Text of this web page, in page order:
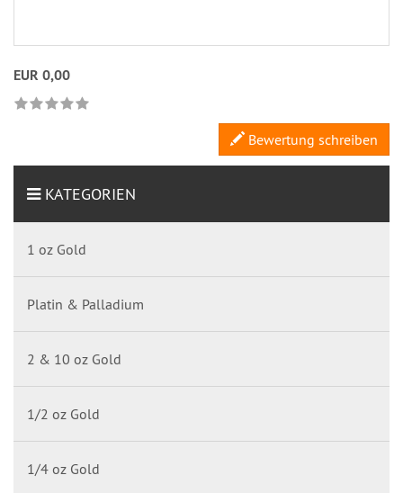
EUR 0,00
Bewertung schreiben
KATEGORIEN
1 oz Gold
Platin & Palladium
2 & 10 oz Gold
1/2 oz Gold
1/4 oz Gold